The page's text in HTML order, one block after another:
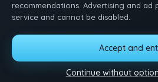
recommendations. Advertising and ad
service and cannot be disabled.
Accept and
Continue without
STARTSEITE REGISTRIEREN
NUTZUNGSBEDINGUNGEN
MANAGE
Lehn dich zurück, schau zu und genieß es.